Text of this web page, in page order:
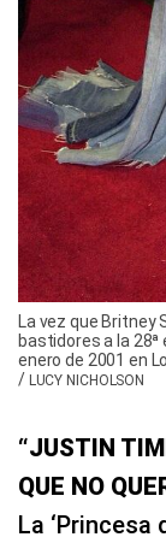
La vez que Britney
bastidores a la
enero de 2001 en
/ LUCY NICHOLSON
“JUSTIN
QUE NO
La ‘Princesa